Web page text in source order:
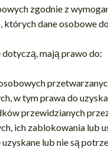
zgodnie z
których dane osobowe
mają prawo do:
w tym prawa do
przewidzianych
ich zablokowania lub
uzyskane lub nie są